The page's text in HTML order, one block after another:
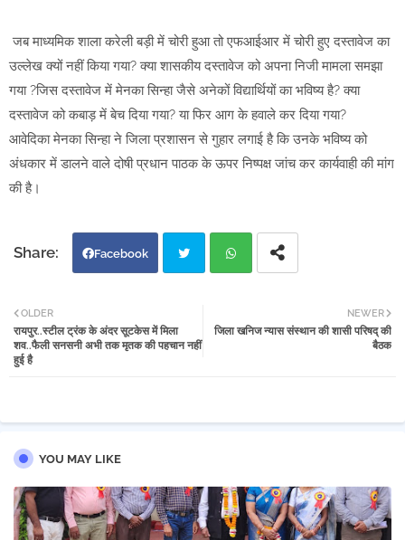
जब माध्यमिक शाला करेली बड़ी में चोरी हुआ तो एफआईआर में चोरी हुए दस्तावेज का
उल्लेख क्यों नहीं किया गया? क्या शासकीय दस्तावेज को अपना निजी मामला समझा
गया ?जिस दस्तावेज में मेनका सिन्हा जैसे अनेकों विद्यार्थियों का भविष्य है? क्या
दस्तावेज को कबाड़ में बेच दिया गया? या फिर आग के हवाले कर दिया गया?
आवेदिका मेनका सिन्हा ने जिला प्रशासन से गुहार लगाई है कि उनके भविष्य को
अंधकार में डालने वाले दोषी प्रधान पाठक के ऊपर निष्पक्ष जांच कर कार्यवाही की मांग
की है।
Facebook
tter atsa
NEWER
जिला खनिज न्यास संस्थान की शासी परिषद् की
बैठक
OLDER
रायपुर..स्टील ट्रंक के अंदर सूटकेस में मिला
शव..फैली सनसनी अभी तक मृतक की पहचान नहीं
हुई है
YOU MAY LIKE